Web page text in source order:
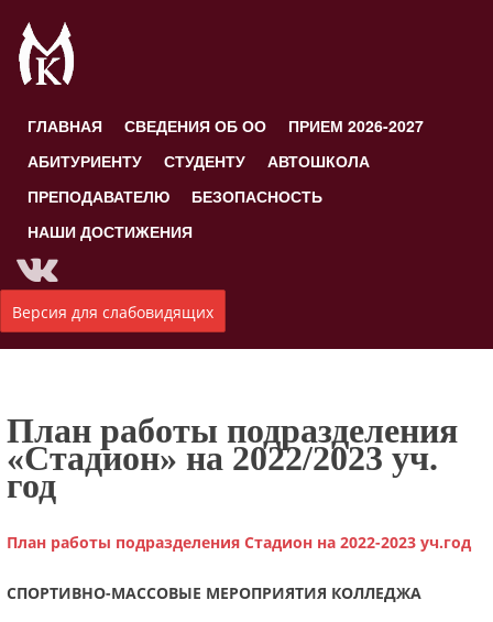
ГЛАВНАЯ СВЕДЕНИЯ ОБ ОО
ПРИЕМ 2026-2027
АБИТУРИЕНТУ
СТУДЕНТУ
АВТОШКОЛА
ПРЕПОДАВАТЕЛЮ
БЕЗОПАСНОСТЬ
НАШИ ДОСТИЖЕНИЯ
Версия для слабовидящих
План работы подразделения
«Стадион» на 2022/2023 уч.
год
План работы подразделения Стадион на 2022-2023 уч.год
СПОРТИВНО-МАССОВЫЕ МЕРОПРИЯТИЯ КОЛЛЕДЖА